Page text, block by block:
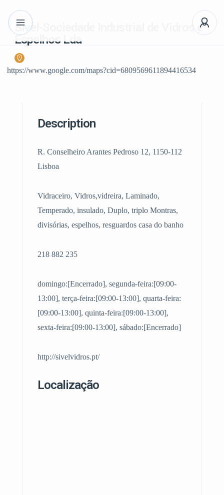
Sivel-Sociedade Industrial de Vidros e
Espelhos Lda
https://www.google.com/maps?cid=6809569611894416534
Description
R. Conselheiro Arantes Pedroso 12, 1150-112
Lisboa
Vidraceiro, Vidros,vidreira, Laminado,
Temperado, insulado, Duplo, triplo Montras,
divisórias, espelhos, resguardos casa do banho
218 882 235
domingo:[Encerrado], segunda-feira:[09:00-
13:00], terça-feira:[09:00-13:00], quarta-feira:
[09:00-13:00], quinta-feira:[09:00-13:00],
sexta-feira:[09:00-13:00], sábado:[Encerrado]
http://sivelvidros.pt/
Localização